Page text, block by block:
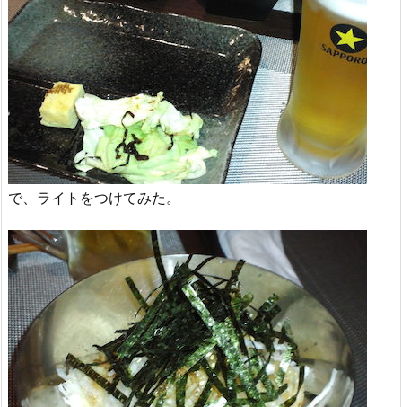
で、ライトをつけてみた。